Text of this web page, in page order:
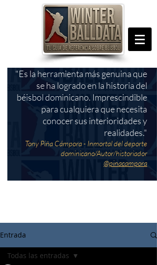
"Es la herramienta más genuina que
se ha logrado en la historia del
béisbol dominicano. Imprescindible
para cualquiera que necesita
conocer sus interioridades y
realidades."
Tony Piña Cámpora - Inmortal del deporte
dominicano/Autor/historiador
@pinacampora
Entrada
Todas las entradas